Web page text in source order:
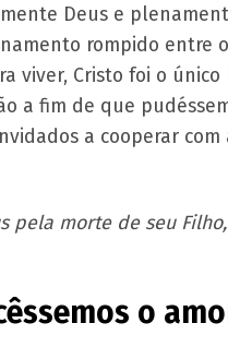
Deus e
rompido entre
viver, Cristo foi o
a fim de que
a cooperar com
pela morte de seu
o